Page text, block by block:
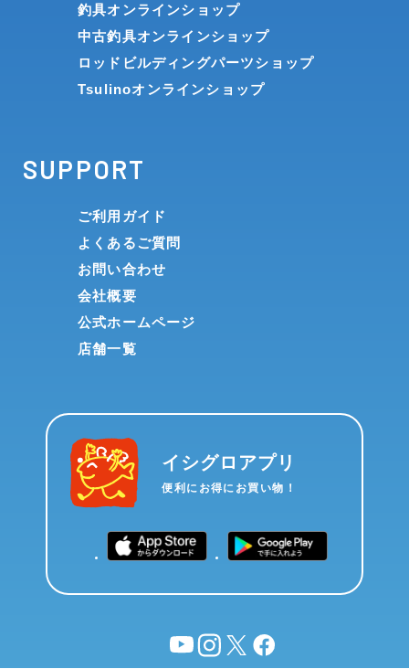
釣具オンラインショップ
中古釣具オンラインショップ
ロッドビルディングパーツショップ
Tsulinoオンラインショップ
SUPPORT
ご利用ガイド
よくあるご質問
お問い合わせ
会社概要
公式ホームページ
店舗一覧
イシグロアプリ
便利にお得にお買い物！
YouTubeinstagram
X facebook